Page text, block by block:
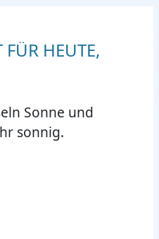
FÜR HEUTE,
Sonne und
sonnig.